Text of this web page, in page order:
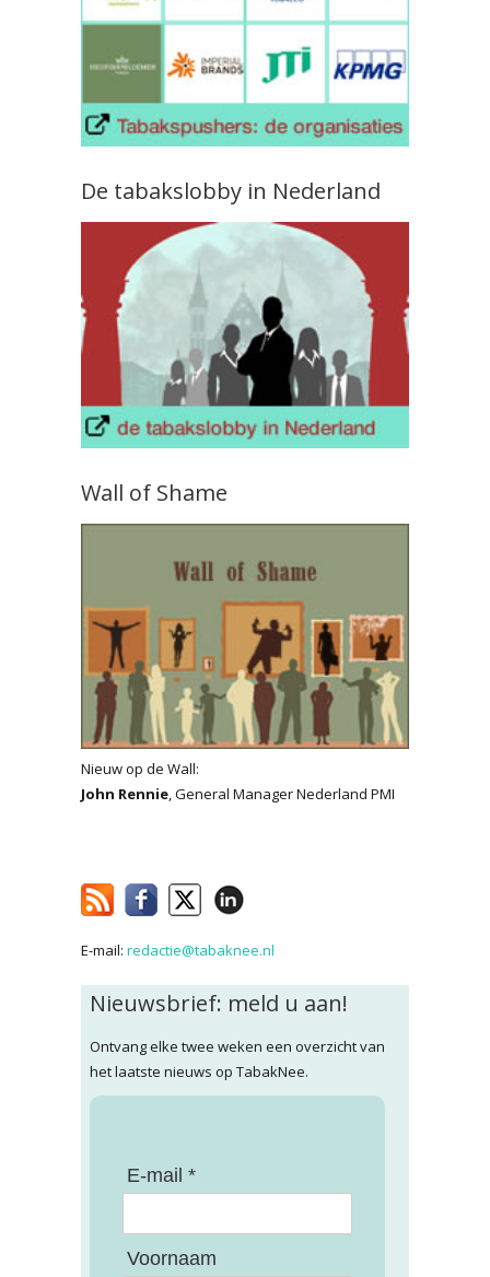
De tabakslobby in Nederland
Wall of Shame
Nieuw op de Wall:
John Rennie, General Manager Nederland PMI
E-mail: redactie@tabaknee.nl
Nieuwsbrief: meld u aan!
Ontvang elke twee weken een overzicht van
het laatste nieuws op TabakNee.
E-mail *
Voornaam